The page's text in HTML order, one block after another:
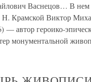
Васнецов… В нем
Крамской Виктор
— автор героико-
монументальной